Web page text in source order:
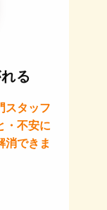
る
スタッフ
・不安に
消できま